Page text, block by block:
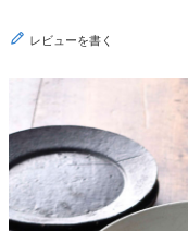
レビューを書く